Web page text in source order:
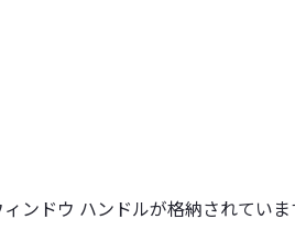
ンドウ ハンドルが格納されていま